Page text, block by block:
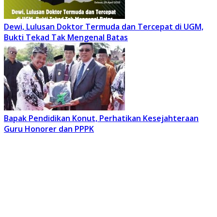
Dewi, Lulusan Doktor Termuda dan Tercepat di UGM,
Bukti Tekad Tak Mengenal Batas
Bapak Pendidikan Konut, Perhatikan Kesejahteraan
Guru Honorer dan PPPK